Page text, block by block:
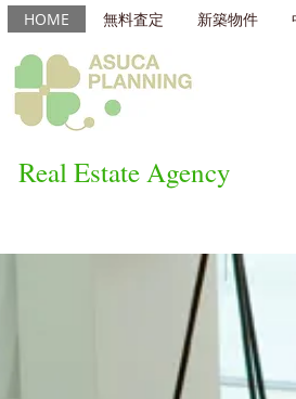
HOME 無料査定 新築物件
Real Estate Agency